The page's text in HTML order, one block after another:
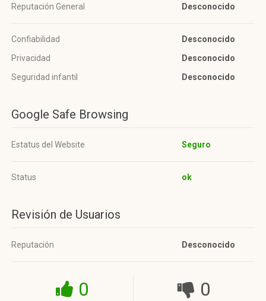
Reputación General Desconocido
Confiabilidad
Desconocido
Privacidad
Desconocido
Seguridad infantil
Desconocido
Google Safe Browsing
Estatus del Website Seguro
Status ok
Revisión de Usuarios
Reputación Desconocido
0 0